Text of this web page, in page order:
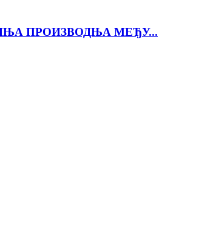
ПРОИЗВОДЊА МЕЂУ...